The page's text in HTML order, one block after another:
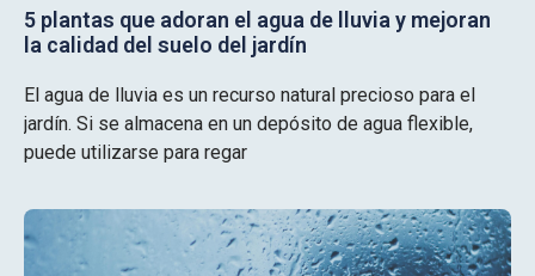
5 plantas que adoran el agua de lluvia y mejoran
la calidad del suelo del jardín
El agua de lluvia es un recurso natural precioso para el
jardín. Si se almacena en un depósito de agua flexible,
puede utilizarse para regar